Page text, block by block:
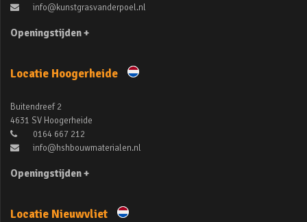
info@kunstgrasvanderpoel.nl
Openingstijden +
Locatie Hoogerheide
Buitendreef 2
4631 SV Hoogerheide
0164 667 212
info@hshbouwmaterialen.nl
Openingstijden +
Locatie Nieuwvliet